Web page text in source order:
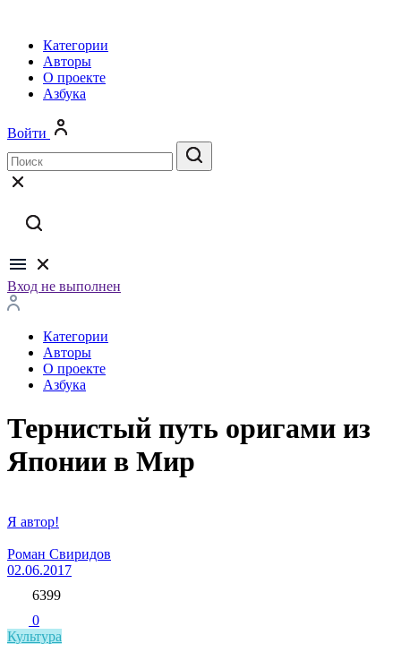
Категории
Авторы
О проекте
Азбука
Войти
Вход не выполнен
Категории
Авторы
О проекте
Азбука
Тернистый путь оригами из
Японии в Мир
Я автор!
Роман Свиридов
02.06.2017
6399
0
Культура